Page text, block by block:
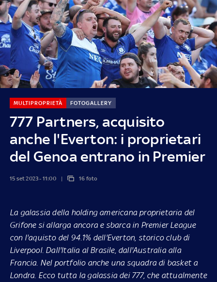
777 Partners, acquisito
anche l'Everton: i proprietari
del Genoa entrano in Premier
MULTIPROPRIETÀ FOTOGALLERY
15 set 2023 - 11:00 16 foto
La galassia della holding americana proprietaria del
Grifone si allarga ancora e sbarca in Premier League
con l'aquisto del 94.1% dell'Everton, storico club di
Liverpool. Dall'Italia al Brasile, dall'Australia alla
Francia. Nel portfolio anche una squadra di basket a
Londra. Ecco tutta la galassia dei 777, che attualmente